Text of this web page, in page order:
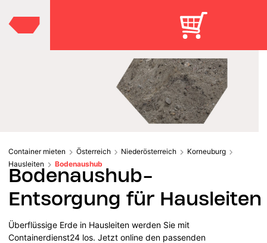
Container mieten Österreich Niederösterreich
Korneuburg
Hausleiten
Bodenaushub
Bodenaushub-
Entsorgung für Hausleiten
Überflüssige Erde in Hausleiten werden Sie mit
Containerdienst24 los. Jetzt online den passenden